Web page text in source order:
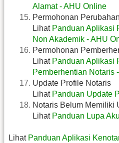
Alamat - AHU Online
Permohonan
Lihat Panduan Aplikasi
Non Akademik - AHU
Permohonan
Lihat Panduan Aplikasi
Pemberhentian Notaris
Update Profile Notaris
Lihat Panduan Update
Notaris Belum Memiliki
Lihat Panduan Lupa
Lihat Panduan Aplikasi